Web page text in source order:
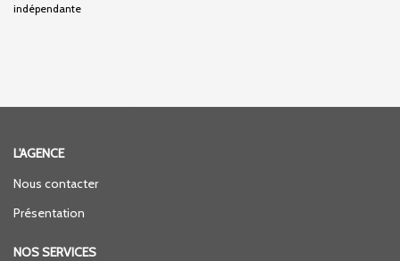
indépendante
L'AGENCE
Nous contacter
Présentation
NOS SERVICES